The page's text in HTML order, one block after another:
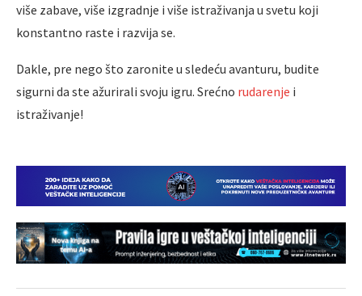
više zabave, više izgradnje i više istraživanja u svetu koji
konstantno raste i razvija se.
Dakle, pre nego što zaronite u sledeću avanturu, budite
sigurni da ste ažurirali svoju igru. Srećno rudarenje i
istraživanje!